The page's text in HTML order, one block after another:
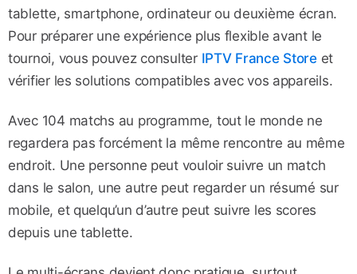
tablette, smartphone, ordinateur ou deuxième écran.
Pour préparer une expérience plus flexible avant le
tournoi, vous pouvez consulter IPTV France Storeet
vérifier les solutions compatibles avec vos appareils.
Avec 104 matchs au programme, tout le monde ne
regardera pas forcément la même rencontre au même
endroit. Une personne peut vouloir suivre un match
dans le salon, une autre peut regarder un résumé sur
mobile, et quelqu’un d’autre peut suivre les scores
depuis une tablette.